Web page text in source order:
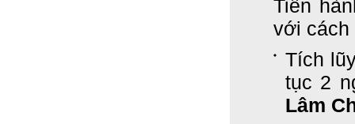
Tiến
với cách
Tích
tục 2
Lâm